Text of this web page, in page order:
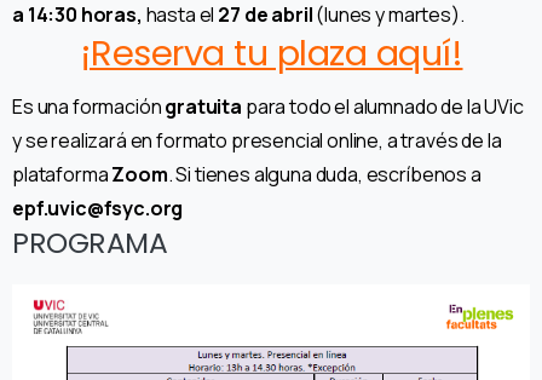
a 14:30 horas, hasta el 27 de abril(lunes y martes).
¡Reserva tu plaza aquí!
Es una formacióngratuita para todo el alumnado de la UVic
y se realizará en formato presencial online, a través de la
plataformaZoom. Si tienes alguna duda, escríbenos a
epf.uvic@fsyc.org
PROGRAMA